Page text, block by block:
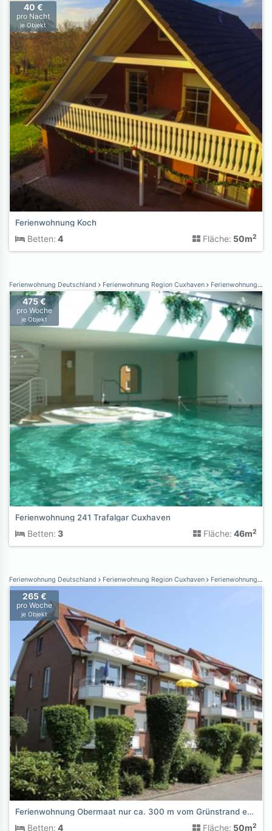
40 €
pro Nacht
je Objekt
Ferienwohnung Koch
Betten: 4 Fläche: 50m2
Ferienwohnung Deutschland Ferienwohnung Region Cuxhaven Ferienwohnung Cuxhaven
475 €
pro Woche
je Objekt
Ferienwohnung 241 Trafalgar Cuxhaven
Betten: 3 Fläche: 46m2
Ferienwohnung Deutschland Ferienwohnung Region Cuxhaven Ferienwohnung Dorum-Neufeld
265 €
pro Woche
je Objekt
Ferienwohnung Obermaat nur ca. 300 m vom Grünstrand entfernt
Betten: 4 Fläche: 50m2